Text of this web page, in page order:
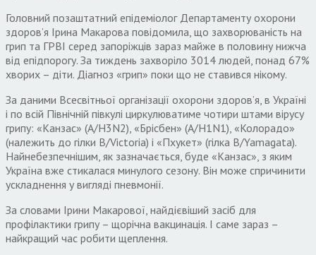
Головний позаштатний епідеміолог Департаменту охорони
здоров’я Ірина Макарова повідомила, що захворюваність на
грип та ГРВІ серед запоріжців зараз майже в половину нижча
від епідпорогу. За тиждень захворіло 3014 людей, понад 67%
хворих – діти. Діагноз «грип» поки що не ставився нікому.
За даними Всесвітньої організації охорони здоров’я, в Україні
і по всій Північній півкулі циркулюватиме чотири штами вірусу
грипу: «Канзас» (А/H3N2), «Брісбен» (А/Н1N1), «Колорадо»
(належить до гілки B/Victoria) і «Пхукет» (гілка B/Yamagata).
Найнебезпечнішим, як зазначається, буде «Канзас», з яким
Україна вже стикалася минулого сезону. Він може спричинити
ускладнення у вигляді пневмонії.
За словами Ірини Макарової, найдієвіший засіб для
профілактики грипу – щорічна вакцинація. І саме зараз –
найкращий час робити щеплення.